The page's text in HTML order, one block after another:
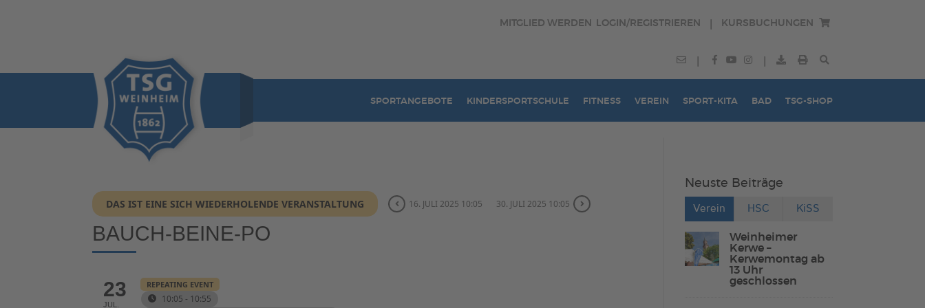
MITGLIED WERDEN LOGIN/REGISTRIEREN KURSBUCHUNGEN
SPORTANGEBOTE KINDERSPORTSCHULE FITNESS VEREIN SPORT-KITA BAD TSG-SHOP
DAS IST EINE SICH WIEDERHOLENDE VERANSTALTUNG 16. JULI 2025 10:05 30. JULI 2025 10:05
BAUCH-BEINE-PO
23
JUL.
REPEATING EVENT
10:05 - 10:55
Neuste Beiträge
Verein HSC KiSS
Weinheimer
Kerwe –
Kerwemontag ab
13 Uhr
geschlossen